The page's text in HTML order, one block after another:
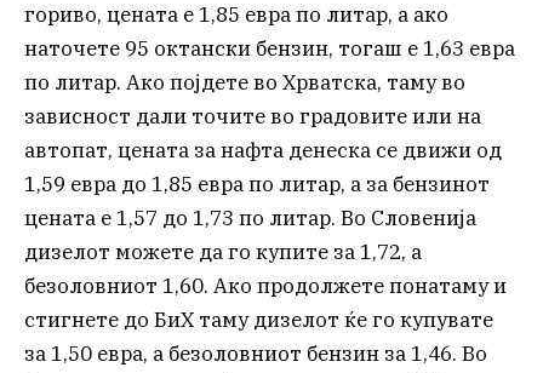
гориво, цената е 1,85 евра по литар, а ако
наточете 95 октански бензин, тогаш е 1,63 евра
по литар. Ако појдете во Хрватска, таму во
зависност дали точите во градовите или на
автопат, цената за нафта денеска се движи од
1,59 евра до 1,85 евра по литар, а за бензинот
цената е 1,57 до 1,73 по литар. Во Словенија
дизелот можете да го купите за 1,72, а
безоловниот 1,60. Ако продолжете понатаму и
стигнете до БиХ таму дизелот ќе го купувате
за 1,50 евра, а безоловниот бензин за 1,46. Во